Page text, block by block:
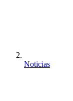
Noticias